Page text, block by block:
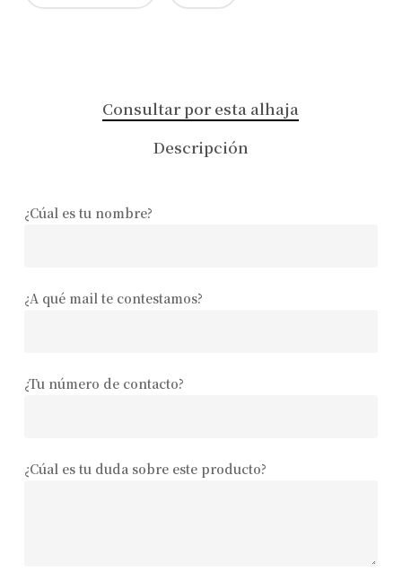
Consultar por esta alhaja
Descripción
¿Cúal es tu nombre?
¿A qué mail te contestamos?
¿Tu número de contacto?
¿Cúal es tu duda sobre este producto?